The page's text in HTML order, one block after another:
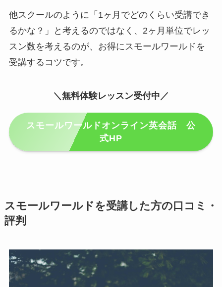
他スクールのように「1ヶ月でどのくらい受講でき
るかな？」と考えるのではなく、2ヶ月単位でレッ
スン数を考えるのが、お得にスモールワールドを
受講するコツです。
＼無料体験レッスン受付中／
スモールワールドオンライン英会話 公
式HP
スモールワールドを受講した方の口コミ・
評判